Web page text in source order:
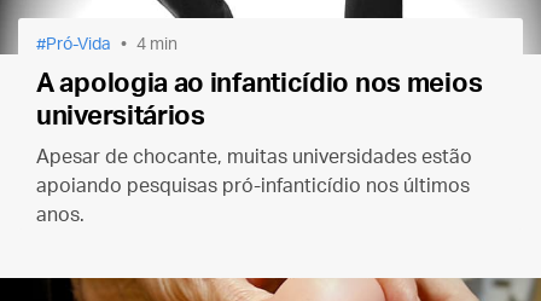
Pró-Vida 4 min
A apologia ao infanticídio nos meios
universitários
Apesar de chocante, muitas universidades estão
apoiando pesquisas pró-infanticídio nos últimos
anos.